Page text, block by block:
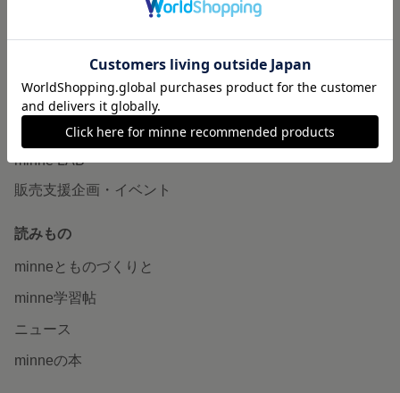
食品販売
ヴィンテージ販売
ダウンロード販売
minne PLUS
minne LAB
販売支援企画・イベント
読みもの
minneとものづくりと
minne学習帖
ニュース
minneの本